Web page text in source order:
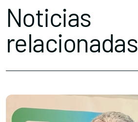
Noticias
relacionadas
Conócenos
Explora